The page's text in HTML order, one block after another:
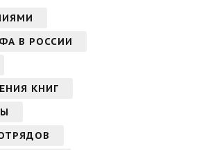
В РОССИИ
КНИГ